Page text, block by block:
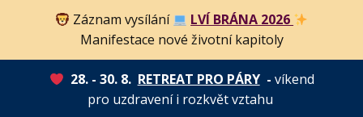
Záznam vysílání
LVÍ BRÁNA 2026
Manifestace nové životní kapitoly
28. - 30. 8. RETREAT PRO PÁRY- víkend
pro uzdravení i rozkvět vztahu